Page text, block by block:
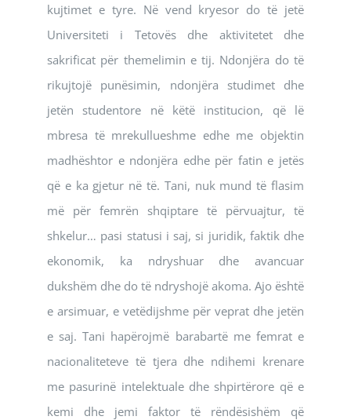
kujtimet e tyre. Në vend kryesor do të jetë
Universiteti i Tetovës dhe aktivitetet dhe
sakrificat për themelimin e tij. Ndonjëra do të
rikujtojë punësimin, ndonjëra studimet dhe
jetën studentore në këtë institucion, që lë
mbresa të mrekullueshme edhe me objektin
madhështor e ndonjëra edhe për fatin e jetës
që e ka gjetur në të. Tani, nuk mund të flasim
më për femrën shqiptare të përvuajtur, të
shkelur… pasi statusi i saj, si juridik, faktik dhe
ekonomik, ka ndryshuar dhe avancuar
dukshëm dhe do të ndryshojë akoma. Ajo është
e arsimuar, e vetëdijshme për veprat dhe jetën
e saj. Tani hapërojmë barabartë me femrat e
nacionaliteteve të tjera dhe ndihemi krenare
me pasurinë intelektuale dhe shpirtërore që e
kemi dhe jemi faktor të rëndësishëm që